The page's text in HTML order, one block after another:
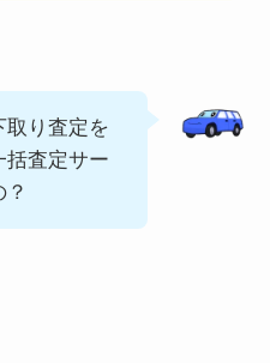
取り査定を
括査定サー